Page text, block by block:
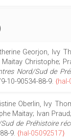
Georjon, Ivy
Christophe;
Nord/Sud de
10-90534-88-9.
Oberlin, Ivy
Maitay; Ivan
de Préhistoire
9. ⟨hal-05092517⟩